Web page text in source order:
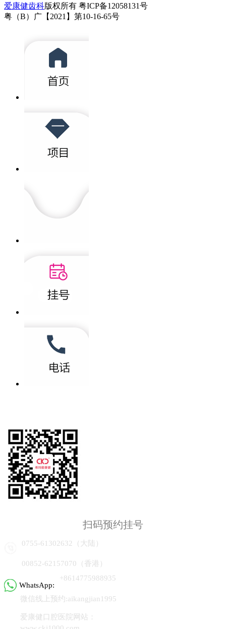
爱康健齿科版权所有 粤ICP备12058131号
粤（B）广【2021】第10-16-65号
扫码预约挂号
0755-61302632（大陆）
00852-62157070（香港）
WhatsApp:
+8614775988935
微信线上预约:aikangjian1995
爱康健口腔医院网站：